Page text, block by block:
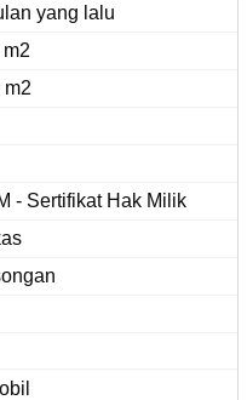
yang lalu
m2
m2
- Sertifikat Hak Milik